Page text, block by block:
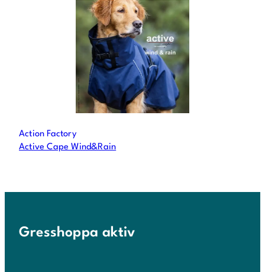
Action Factory
Active Cape Wind&Rain
Gresshoppa aktiv